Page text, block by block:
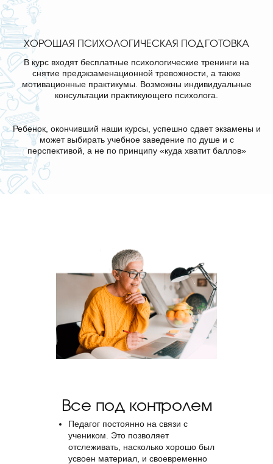
ХОРОШАЯ ПСИХОЛОГИЧЕСКАЯ ПОДГОТОВКА
В курс входят бесплатные психологические тренинги на
снятие предэкзаменационной тревожности, а также
мотивационные практикумы. Возможны индивидуальные
консультации практикующего психолога.
Ребенок, окончивший наши курсы, успешно сдает экзамены и
может выбирать учебное заведение по душе и с
перспективой, а не по принципу «куда хватит баллов»
Все под контролем
Педагог постоянно на связи с
учеником. Это позволяет
отслеживать, насколько хорошо был
усвоен материал, и своевременно